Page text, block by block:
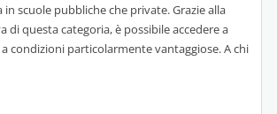
in scuole pubbliche che private. Grazie alla
di questa categoria, è possibile accedere a
condizioni particolarmente vantaggiose. A chi